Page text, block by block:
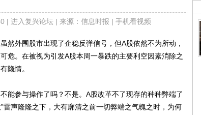
| 进入复兴论坛| 来源：信息时报 | 手机看视频
外围股市出现了企稳反弹信号，但A股依然不为所动，
危。在被视为引发A股本周一暴跌的主要利空因素消除之
隐情。
参与操作了吗？不是。A股改革不了现存的种种弊端了
雷声隆隆之下，大有廓清之前一切弊端之气魄之时，为何